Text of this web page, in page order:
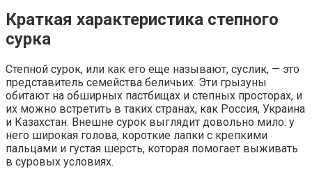
Краткая характеристика степного
сурка
Степной сурок, или как его еще называют, суслик, — это
представитель семейства беличьих. Эти грызуны
обитают на обширных пастбищах и степных просторах, и
их можно встретить в таких странах, как Россия, Украина
и Казахстан. Внешне сурок выглядит довольно мило: у
него широкая голова, короткие лапки с крепкими
пальцами и густая шерсть, которая помогает выживать
в суровых условиях.